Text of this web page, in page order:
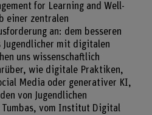
for Learning and Well-
einer zentralen
an: dem besseren
Jugendlicher mit digitalen
uns wissenschaftlich
wie digitale Praktiken,
Media oder generativer KI,
von Jugendlichen
vom Institut Digital